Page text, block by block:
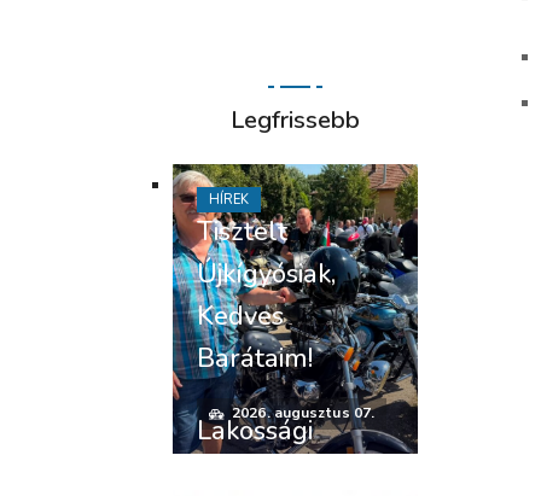
Legfrissebb
Tisztelt
Újkígyósiak,
Kedves
Barátaim!
2026. augusztus 07.
HÍREK
Lakossági